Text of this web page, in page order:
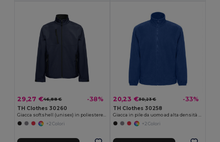
29,27 €46,88 € -38%
TH Clothes 30260
+2 Colori
20,23 €30,23 € -33%
TH Clothes 30258
+2 Colori